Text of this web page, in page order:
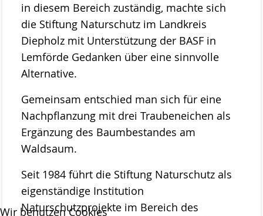
Sortenliste/Pflanzplan
Entwicklung von Obstwiesen in NW-
Deutschland
Heideentwicklung
Schulexkursionen
Projektdokumentation
Wildblumenprogramm
Veröffentlichungen
Naturschätze im Landkreis Diepholz
in diesem Bereich zuständig, machte sich
die Stiftung Naturschutz im Landkreis
Diepholz mit Unterstützung der BASF in
Lemförde Gedanken über eine sinnvolle
Alternative.
Gemeinsam entschied man sich für eine
Nachpflanzung mit drei Traubeneichen als
Ergänzung des Baumbestandes am
Waldsaum.
Seit 1984 führt die Stiftung Naturschutz als
eigenständige Institution
Naturschutzprojekte im Bereich des
Wir benutzen Cookies